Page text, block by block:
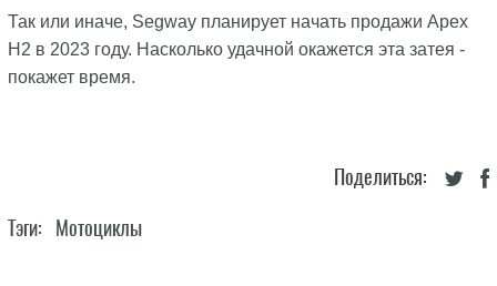
Так или иначе, Segway планирует начать продажи Apex
H2 в 2023 году. Насколько удачной окажется эта затея -
покажет время.
Поделиться:
Тэги: Мотоциклы